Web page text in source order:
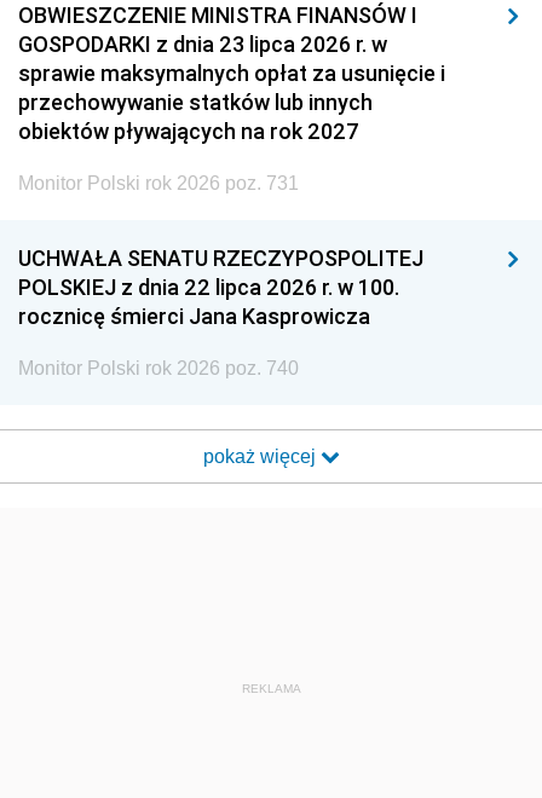
OBWIESZCZENIE MINISTRA FINANSÓW I
GOSPODARKI z dnia 23 lipca 2026 r. w
sprawie maksymalnych opłat za usunięcie i
przechowywanie statków lub innych
obiektów pływających na rok 2027
Monitor Polski rok 2026 poz. 731
UCHWAŁA SENATU RZECZYPOSPOLITEJ
POLSKIEJ z dnia 22 lipca 2026 r. w 100.
rocznicę śmierci Jana Kasprowicza
Monitor Polski rok 2026 poz. 740
pokaż więcej
REKLAMA